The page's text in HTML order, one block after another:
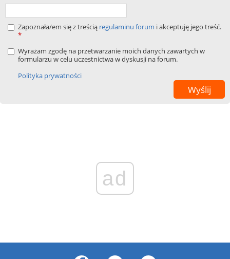
Zapoznała/em się z treścią regulaminu forum i akceptuję jego treść.
*
Wyrażam zgodę na przetwarzanie moich danych zawartych w
formularzu w celu uczestnictwa w dyskusji na forum.
Polityka prywatności
ad